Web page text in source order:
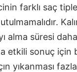
farklı saç
alma süresi
etkili sonuç için
yıkanması